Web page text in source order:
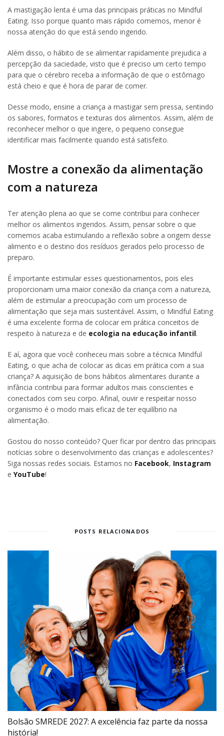
A mastigação lenta é uma das principais práticas no Mindful
Eating. Isso porque quanto mais rápido comemos, menor é
nossa atenção do que está sendo ingerido.
Além disso, o hábito de se alimentar rapidamente prejudica a
percepção da saciedade, visto que é preciso um certo tempo
para que o cérebro receba a informação de que o estômago
está cheio e que é hora de parar de comer.
Desse modo, ensine a criança a mastigar sem pressa, sentindo
os sabores, formatos e texturas dos alimentos. Assim, além de
reconhecer melhor o que ingere, o pequeno consegue
identificar mais facilmente quando está satisfeito.
Mostre a conexão da alimentação
com a natureza
Ter atenção plena ao que se come contribui para conhecer
melhor os alimentos ingeridos. Assim, pensar sobre o que
comemos acaba estimulando a reflexão sobre a origem desse
alimento e o destino dos resíduos gerados pelo processo de
preparo.
É importante estimular esses questionamentos, pois eles
proporcionam uma maior conexão da criança com a natureza,
além de estimular a preocupação com um processo de
alimentação que seja mais sustentável. Assim, o Mindful Eating
é uma excelente forma de colocar em prática conceitos de
respeito à natureza e de ecologia na educação infantil.
E aí, agora que você conheceu mais sobre a técnica Mindful
Eating, o que acha de colocar as dicas em prática com a sua
criança? A aquisição de bons hábitos alimentares durante a
infância contribui para formar adultos mais conscientes e
conectados com seu corpo. Afinal, ouvir e respeitar nosso
organismo é o modo mais eficaz de ter equilíbrio na
alimentação.
Gostou do nosso conteúdo? Quer ficar por dentro das principais
notícias sobre o desenvolvimento das crianças e adolescentes?
Siga nossas redes sociais. Estamos no Facebook, Instagram
e YouTube!
POSTS RELACIONADOS
Bolsão SMREDE 2027: A excelência faz parte da nossa
história!